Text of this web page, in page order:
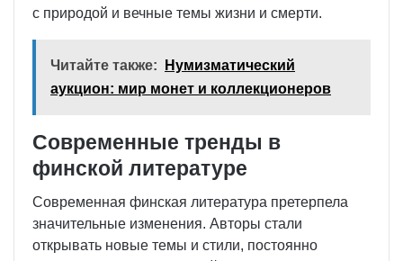
с природой и вечные темы жизни и смерти.
Читайте также:
Нумизматический
аукцион: мир монет и коллекционеров
Современные тренды в
финской литературе
Современная финская литература претерпела
значительные изменения. Авторы стали
открывать новые темы и стили, постоянно